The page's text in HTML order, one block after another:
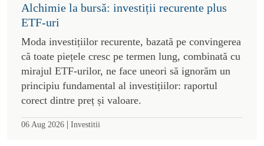
Alchimie la bursă: investiții recurente plus
ETF-uri
Moda investițiilor recurente, bazată pe convingerea
că toate piețele cresc pe termen lung, combinată cu
mirajul ETF-urilor, ne face uneori să ignorăm un
principiu fundamental al investițiilor: raportul
corect dintre preț și valoare.
06 Aug 2026 | Investitii